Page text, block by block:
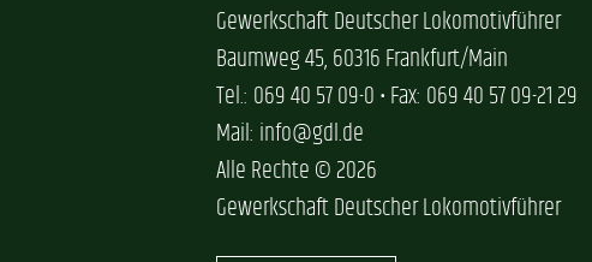
Gewerkschaft Deutscher Lokomotivführer
Baumweg 45, 60316 Frankfurt/Main
Tel.: 069 40 57 09-0 • Fax: 069 40 57 09-21 29
Mail: info@gdl.de
Alle Rechte © 2026
Gewerkschaft Deutscher Lokomotivführer